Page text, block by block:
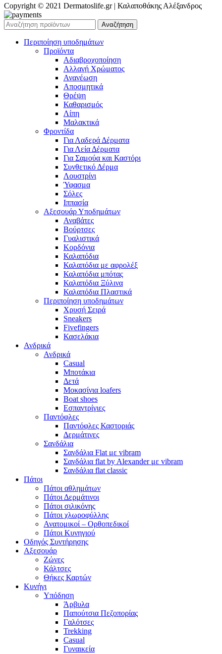
Copyright © 2021 Dermatoslife.gr | Καλαποθάκης Αλέξανδρος
Αναζήτηση
Περιποίηση υποδημάτων
Προϊόντα
Αδιαβροχοποίηση
Αλλαγή Χρώματος
Ανανέωση
Αποσμητικά
Θρέψη
Καθαρισμός
Λίπη
Μαλακτικά
Φροντίδα
Για Λαδερά Δέρματα
Για Λεία Δέρματα
Για Σαμούα και Καστόρι
Συνθετικό Δέρμα
Λουστρίνι
Ύφασμα
Σόλες
Ιππασία
Αξεσουάρ Υποδημάτων
Αναβάτες
Βούρτσες
Γυαλιστικά
Κορδόνια
Καλαπόδια
Καλαπόδια με αφρολέξ
Καλαπόδια μπότας
Καλαπόδια Ξύλινα
Καλαπόδια Πλαστικά
Περιποίηση υποδημάτων
Χρυσή Σειρά
Sneakers
Fivefingers
Κασελάκια
Ανδρικά
Ανδρικά
Casual
Μποτάκια
Δετά
Μοκασίνια loafers
Boat shoes
Εσπαντρίγιες
Παντόφλες
Παντόφλες Καστοριάς
Δερμάτινες
Σανδάλια
Σανδάλια Flat με vibram
Σανδάλια flat by Alexander με vibram
Σανδάλια flat classic
Πάτοι
Πάτοι αθλημάτων
Πάτοι Δερμάτινοι
Πάτοι σιλικόνης
Πάτοι χλωροφύλλης
Ανατομικοί – Ορθοπεδικοί
Πάτοι Κυνηγιού
Οδηγός Συντήρησης
Αξεσουάρ
Ζώνες
Κάλτσες
Θήκες Καρτών
Κυνήγι
Υπόδηση
Άρβυλα
Παπούτσια Πεζοπορίας
Γαλότσες
Trekking
Casual
Γυναικεία